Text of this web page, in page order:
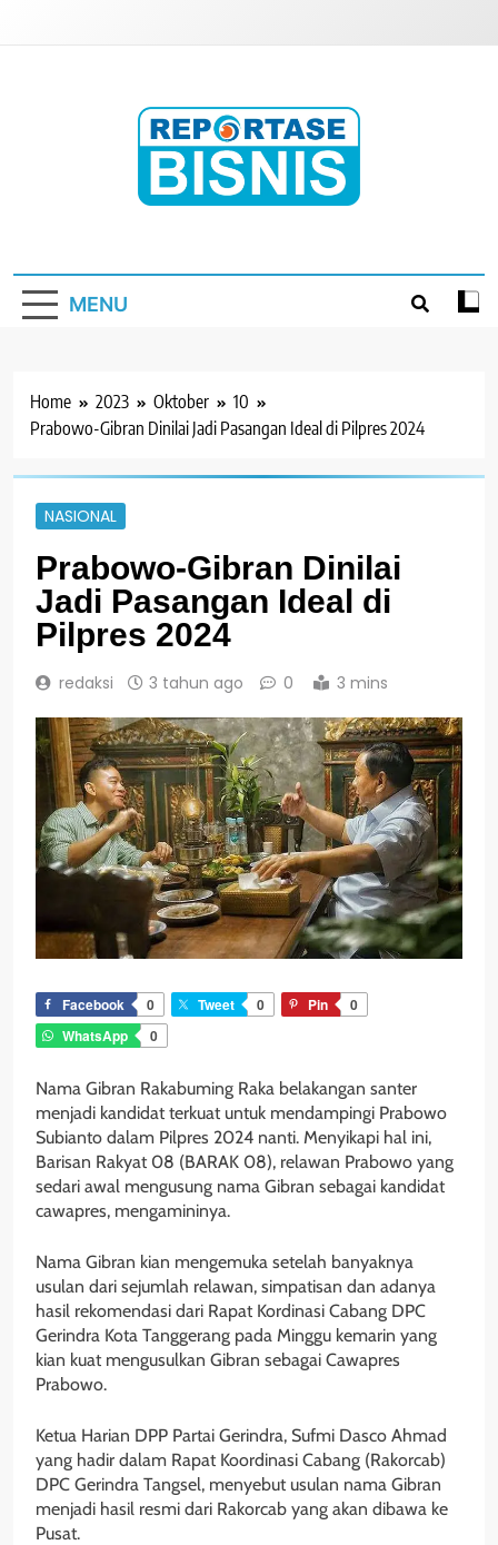
MENU
Home 2023 Oktober
10
Prabowo-Gibran Dinilai Jadi Pasangan Ideal di Pilpres 2024
NASIONAL
Prabowo-Gibran Dinilai
Jadi Pasangan Ideal di
Pilpres 2024
redaksi 3 tahun ago 0 3 mins
Facebook 0 Tweet 0 Pin
0
WhatsApp
0
Nama Gibran Rakabuming Raka belakangan santer
menjadi kandidat terkuat untuk mendampingi Prabowo
Subianto dalam Pilpres 2024 nanti. Menyikapi hal ini,
Barisan Rakyat 08 (BARAK 08), relawan Prabowo yang
sedari awal mengusung nama Gibran sebagai kandidat
cawapres, mengamininya.
Nama Gibran kian mengemuka setelah banyaknya
usulan dari sejumlah relawan, simpatisan dan adanya
hasil rekomendasi dari Rapat Kordinasi Cabang DPC
Gerindra Kota Tanggerang pada Minggu kemarin yang
kian kuat mengusulkan Gibran sebagai Cawapres
Prabowo.
Ketua Harian DPP Partai Gerindra, Sufmi Dasco Ahmad
yang hadir dalam Rapat Koordinasi Cabang (Rakorcab)
DPC Gerindra Tangsel, menyebut usulan nama Gibran
menjadi hasil resmi dari Rakorcab yang akan dibawa ke
Pusat.